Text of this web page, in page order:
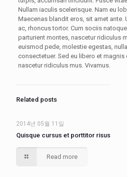
Nullam iaculis scelerisque. Nam eu
Maecenas blandit eros, sit amet ante.
ac, rhoncus tortor. Cum sociis
parturient montes, nascetur ridiculus
euismod pede, molestie egestas,
consectetuer. Sed eu libero et
nascetur ridiculus mus. Vivamus.
Related posts
2014년 05월 11일
Quisque cursus et porttitor risus
Read more